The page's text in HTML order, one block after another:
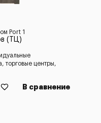
Port 1
(ТЦ)
торговые центры,
В сравнение